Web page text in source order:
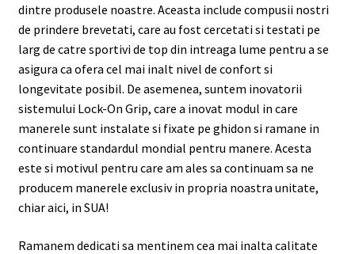
dintre produsele noastre. Aceasta include compusii nostri
de prindere brevetati, care au fost cercetati si testati pe
larg de catre sportivi de top din intreaga lume pentru a se
asigura ca ofera cel mai inalt nivel de confort si
longevitate posibil. De asemenea, suntem inovatorii
sistemului Lock-On Grip, care a inovat modul in care
manerele sunt instalate si fixate pe ghidon si ramane in
continuare standardul mondial pentru manere. Acesta
este si motivul pentru care am ales sa continuam sa ne
producem manerele exclusiv in propria noastra unitate,
chiar aici, in SUA!
Ramanem dedicati sa mentinem cea mai inalta calitate